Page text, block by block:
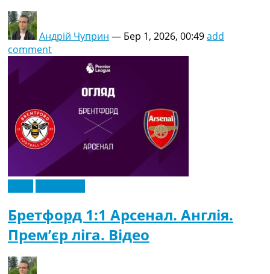
Андрій Чуприн — Бер 1, 2026, 00:49add
comment
Бретфорд 1:1 Арсенал. Англія.
Прем’єр ліга. Відео